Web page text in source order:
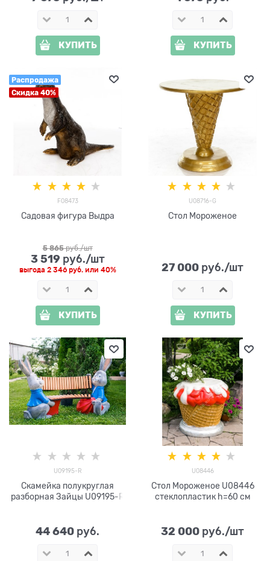
КУПИТЬ КУПИТЬ
Распродажа
Скидка 40%
F08473
Садовая фигура Выдра
5 865 руб./шт
3 519 руб./шт
выгода 2 346 руб.или 40%
КУПИТЬ
U08716-G
Стол Мороженое
27 000 руб./шт
КУПИТЬ
U09195-R
Скамейка полукруглая
разборная Зайцы U09195-R
44 640 руб.
U08446
Стол Мороженое U08446
стеклопластик h=60 см
32 000 руб./шт